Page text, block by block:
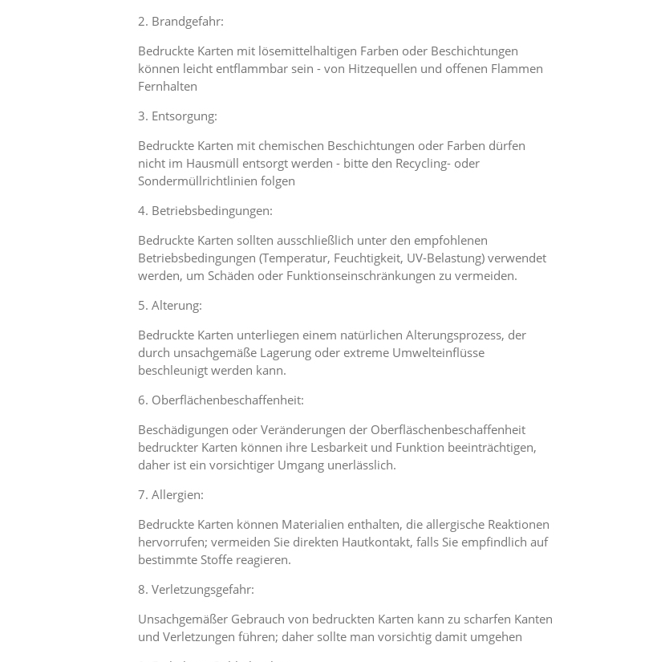
2. Brandgefahr:
Bedruckte Karten mit lösemittelhaltigen Farben oder Beschichtungen
können leicht entflammbar sein - von Hitzequellen und offenen Flammen
Fernhalten
3. Entsorgung:
Bedruckte Karten mit chemischen Beschichtungen oder Farben dürfen
nicht im Hausmüll entsorgt werden - bitte den Recycling- oder
Sondermüllrichtlinien folgen
4. Betriebsbedingungen:
Bedruckte Karten sollten ausschließlich unter den empfohlenen
Betriebsbedingungen (Temperatur, Feuchtigkeit, UV-Belastung) verwendet
werden, um Schäden oder Funktionseinschränkungen zu vermeiden.
5. Alterung:
Bedruckte Karten unterliegen einem natürlichen Alterungsprozess, der
durch unsachgemäße Lagerung oder extreme Umwelteinflüsse
beschleunigt werden kann.
6. Oberflächenbeschaffenheit:
Beschädigungen oder Veränderungen der Oberfläschenbeschaffenheit
bedruckter Karten können ihre Lesbarkeit und Funktion beeinträchtigen,
daher ist ein vorsichtiger Umgang unerlässlich.
7. Allergien:
Bedruckte Karten können Materialien enthalten, die allergische Reaktionen
hervorrufen; vermeiden Sie direkten Hautkontakt, falls Sie empfindlich auf
bestimmte Stoffe reagieren.
8. Verletzungsgefahr:
Unsachgemäßer Gebrauch von bedruckten Karten kann zu scharfen Kanten
und Verletzungen führen; daher sollte man vorsichtig damit umgehen